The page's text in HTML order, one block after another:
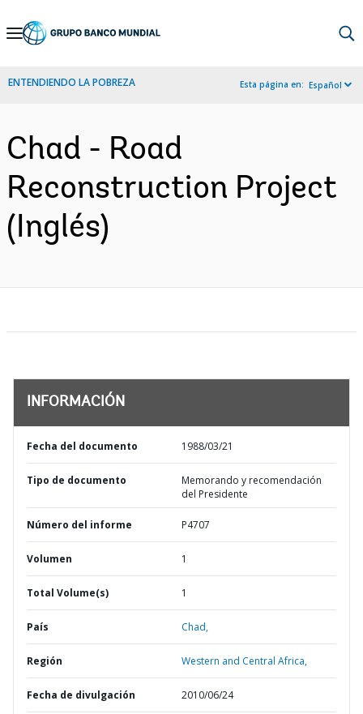
Skip
Navigation
ENTENDIENDO LA POBREZA Esta página en: Español
Chad - Road
Reconstruction Project
(Inglés)
INFORMACIÓN
Fecha del documento 1988/03/21
Tipo de documento
Memorando y recomendación
del Presidente
Número del informe P4707
Volumen 1
Total Volume(s) 1
País Chad,
Región Western and Central Africa,
Fecha de divulgación 2010/06/24